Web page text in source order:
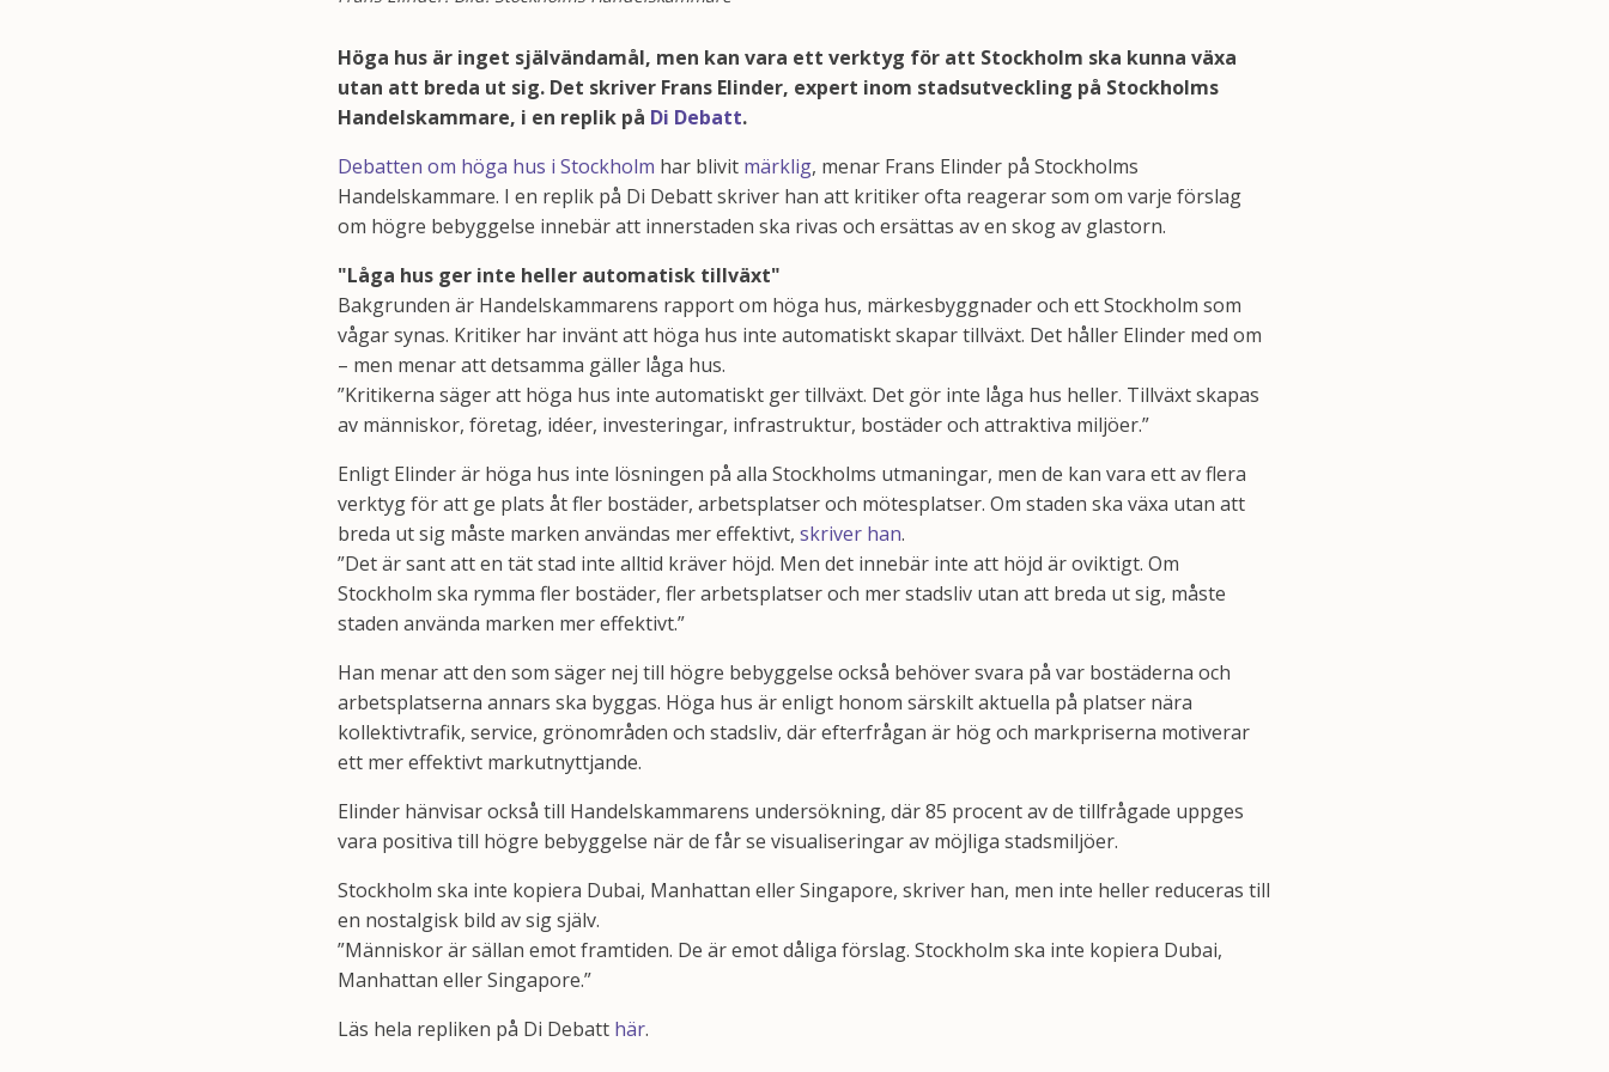
Höga hus är inget självändamål, men kan vara ett verktyg för att Stockholm ska kunna växa
utan att breda ut sig. Det skriver Frans Elinder, expert inom stadsutveckling på Stockholms
Handelskammare, i en replik på Di Debatt.
Debatten om höga hus i Stockholm har blivit märklig, menar Frans Elinder på Stockholms
Handelskammare. I en replik på Di Debatt skriver han att kritiker ofta reagerar som om varje förslag
om högre bebyggelse innebär att innerstaden ska rivas och ersättas av en skog av glastorn.
"Låga hus ger inte heller automatisk tillväxt"
Bakgrunden är Handelskammarens rapport om höga hus, märkesbyggnader och ett Stockholm som
vågar synas. Kritiker har invänt att höga hus inte automatiskt skapar tillväxt. Det håller Elinder med om
– men menar att detsamma gäller låga hus.
”Kritikerna säger att höga hus inte automatiskt ger tillväxt. Det gör inte låga hus heller. Tillväxt skapas
av människor, företag, idéer, investeringar, infrastruktur, bostäder och attraktiva miljöer.”
Enligt Elinder är höga hus inte lösningen på alla Stockholms utmaningar, men de kan vara ett av flera
verktyg för att ge plats åt fler bostäder, arbetsplatser och mötesplatser. Om staden ska växa utan att
breda ut sig måste marken användas mer effektivt, skriver han.
”Det är sant att en tät stad inte alltid kräver höjd. Men det innebär inte att höjd är oviktigt. Om
Stockholm ska rymma fler bostäder, fler arbetsplatser och mer stadsliv utan att breda ut sig, måste
staden använda marken mer effektivt.”
Han menar att den som säger nej till högre bebyggelse också behöver svara på var bostäderna och
arbetsplatserna annars ska byggas. Höga hus är enligt honom särskilt aktuella på platser nära
kollektivtrafik, service, grönområden och stadsliv, där efterfrågan är hög och markpriserna motiverar
ett mer effektivt markutnyttjande.
Elinder hänvisar också till Handelskammarens undersökning, där 85 procent av de tillfrågade uppges
vara positiva till högre bebyggelse när de får se visualiseringar av möjliga stadsmiljöer.
Stockholm ska inte kopiera Dubai, Manhattan eller Singapore, skriver han, men inte heller reduceras till
en nostalgisk bild av sig själv.
”Människor är sällan emot framtiden. De är emot dåliga förslag. Stockholm ska inte kopiera Dubai,
Manhattan eller Singapore.”
Läs hela repliken på Di Debatt här.